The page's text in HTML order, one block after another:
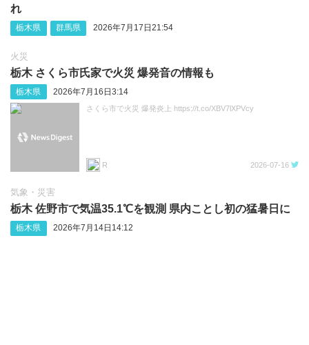
れ
栃木県 群馬県 2026年7月17日21:54
火災
栃木 さくら市氏家で火災 爆発音の情報も
栃木県 2026年7月16日3:14
さくら市で火災 爆発炎上 https://t.co/XBV7lXPVcy
R 2026-07-16
気象・災害
栃木 佐野市で気温35.1℃を観測 県内ことし初の猛暑日に
栃木県 2026年7月14日14:12